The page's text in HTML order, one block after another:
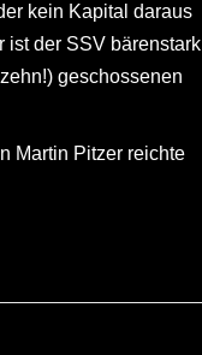
kein Kapital daraus
ist der SSV bärenstark
geschossenen
Martin Pitzer reichte